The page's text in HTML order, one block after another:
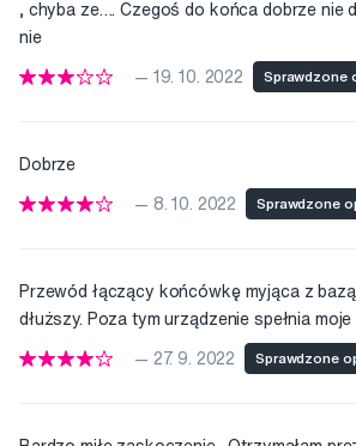
, chyba ze…. Czegoś do końca dobrze nie
nie
— 19. 10. 2022 Sprawdzone
Dobrze
— 8. 10. 2022 Sprawdzone
Przewód łączący końcówkę myjąca z
dłuższy. Poza tym urządzenie spełnia
— 27. 9. 2022 Sprawdzone